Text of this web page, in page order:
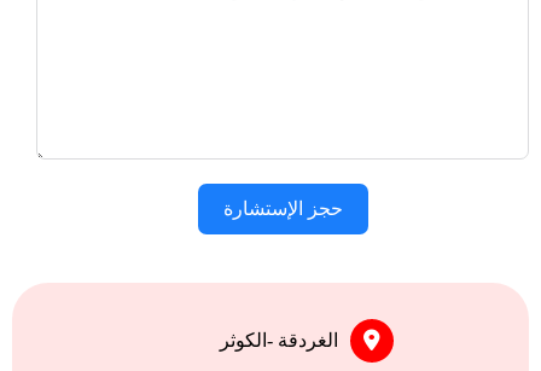
حجز الإستشارة
الغردقة -الكوثر